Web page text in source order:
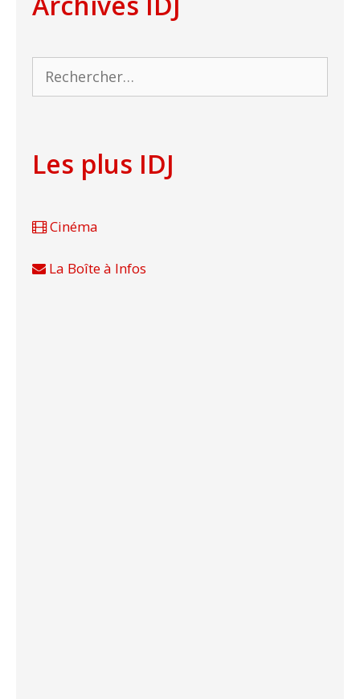
Rechercher :
Les plus IDJ
Cinéma
La Boîte à Infos